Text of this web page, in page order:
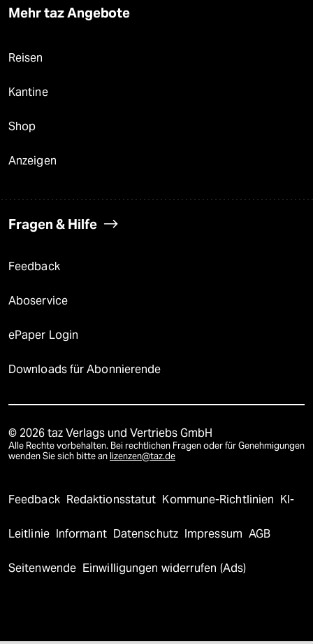
Mehr taz Angebote
Reisen
Kantine
Shop
Anzeigen
Fragen & Hilfe
Feedback
Aboservice
ePaper Login
Downloads für Abonnierende
© 2026 taz Verlags und Vertriebs GmbH
Alle Rechte vorbehalten. Bei rechtlichen Fragen oder für Genehmigungen
wenden Sie sich bitte an lizenzen@taz.de
Feedback Redaktionsstatut Kommune-Richtlinien KI-
Leitlinie Informant Datenschutz Impressum AGB
Seitenwende Einwilligungen widerrufen (Ads)